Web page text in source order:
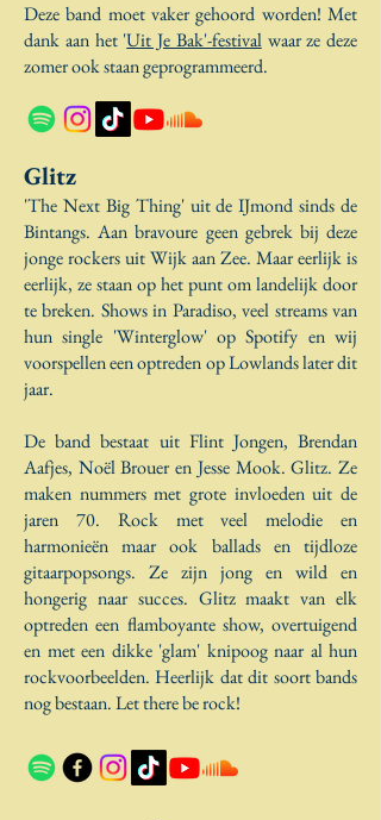
Deze band moet vaker gehoord worden! Met
dank aan het 'Uit Je Bak'-festivalwaar ze deze
zomer ook staan geprogrammeerd.
Glitz
'The Next Big Thing' uit de IJmond sinds de
Bintangs. Aan bravoure geen gebrek bij deze
jonge rockers uit Wijk aan Zee. Maar eerlijk is
eerlijk, ze staan op het punt om landelijk door
te breken. Shows in Paradiso, veel streams van
hun single 'Winterglow' op Spotify en wij
voorspellen een optreden op Lowlands later dit
jaar.
De band bestaat uit Flint Jongen, Brendan
Aafjes, Noël Brouer en Jesse Mook. Glitz. Ze
maken nummers met grote invloeden uit de
jaren 70. Rock met veel melodie en
harmonieën maar ook ballads en tijdloze
gitaarpopsongs. Ze zijn jong en wild en
hongerig naar succes. Glitz maakt van elk
optreden een flamboyante show, overtuigend
en met een dikke 'glam' knipoog naar al hun
rockvoorbeelden. Heerlijk dat dit soort bands
nog bestaan. Let there be rock!